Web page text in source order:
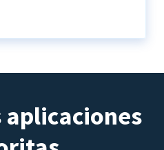
aplicaciones